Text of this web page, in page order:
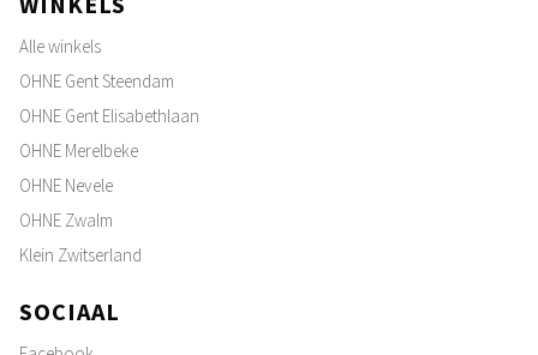
Alle winkels
OHNE Gent Steendam
OHNE Gent Elisabethlaan
OHNE Merelbeke
OHNE Nevele
OHNE Zwalm
Klein Zwitserland
SOCIAAL